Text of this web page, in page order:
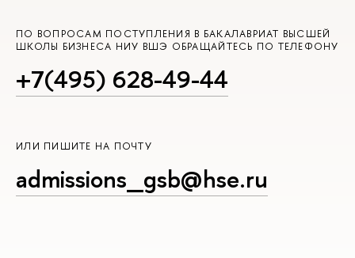
ПО ВОПРОСАМ ПОСТУПЛЕНИЯ В БАКАЛАВРИАТ ВЫСШЕЙ
ШКОЛЫ БИЗНЕСА НИУ ВШЭ ОБРАЩАЙТЕСЬ ПО ТЕЛЕФОНУ
+7(495) 628-49-44
ИЛИ ПИШИТЕ НА ПОЧТУ
admissions_gsb@hse.ru